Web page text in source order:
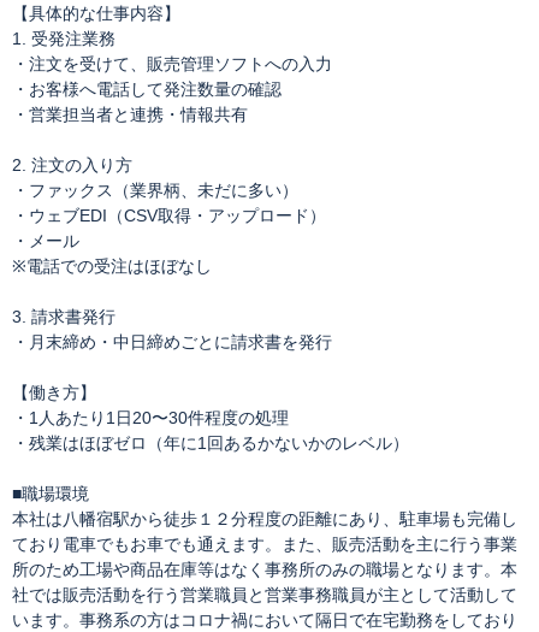
【具体的な仕事内容】
1. 受発注業務
・注文を受けて、販売管理ソフトへの入力
・お客様へ電話して発注数量の確認
・営業担当者と連携・情報共有
2. 注文の入り方
・ファックス（業界柄、未だに多い）
・ウェブEDI（CSV取得・アップロード）
・メール
※電話での受注はほぼなし
3. 請求書発行
・月末締め・中日締めごとに請求書を発行
【働き方】
・1人あたり1日20〜30件程度の処理
・残業はほぼゼロ（年に1回あるかないかのレベル）
■職場環境
本社は八幡宿駅から徒歩１２分程度の距離にあり、駐車場も完備し
ており電車でもお車でも通えます。また、販売活動を主に行う事業
所のため工場や商品在庫等はなく事務所のみの職場となります。本
社では販売活動を行う営業職員と営業事務職員が主として活動して
います。事務系の方はコロナ禍において隔日で在宅勤務をしており